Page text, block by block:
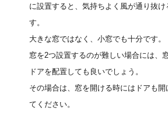
に設置すると、気持ちよく風が通り抜け
す。
大きな窓ではなく、小窓でも十分です。
窓を2つ設置するのが難しい場合には、
ドアを配置しても良いでしょう。
その場合は、窓を開ける時にはドアも開
てください。